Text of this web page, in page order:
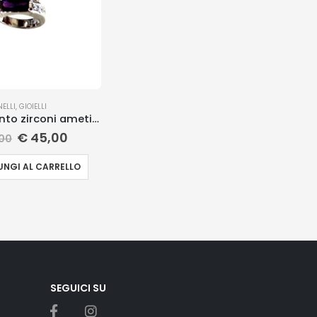
,GIOIELLI
Anello argento zirconi ametista
€ 45,00
AL CARRELLO
SEGUICI SU